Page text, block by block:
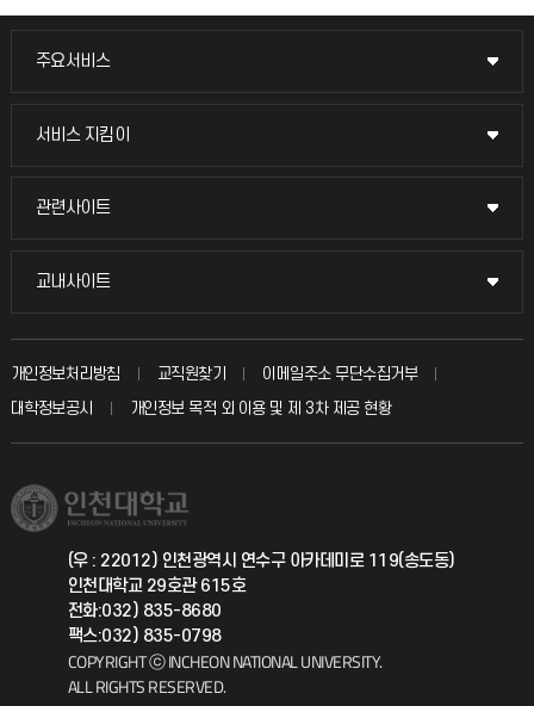
주요서비스
주요서비스
교무회의방송
입학안내
취업정보(학생)
서비스 지킴이
서비스 지킴이
묻고 답하기
칭찬마당
학생서비스 지킴이
관련사이트
관련사이트
국방헬프콜
총동문회
교내사이트
교내사이트
교수회
교육혁신본부
국제지원과
공자아카데미
기초교육원
개인정보처리방침 교직원찾기
이메일주소 무단수집거부
대학정보공시
개인정보 목적 외 이용 및 제 3차 제공 현황
(우 : 22012) 인천광역시 연수구 아카데미로 119(송도동)
인천대학교 29호관 615호
전화:032) 835-8680
팩스:032) 835-0798
COPYRIGHT ⓒ INCHEON NATIONAL UNIVERSITY.
ALL RIGHTS RESERVED.